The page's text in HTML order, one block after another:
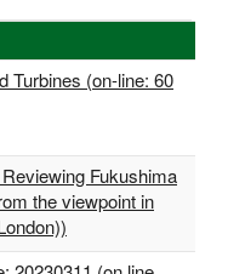
Turbines (on-line: 60
Fukushima
the viewpoint in